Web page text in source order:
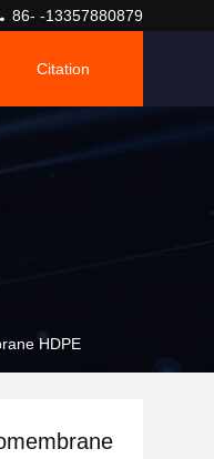
86- -13357880879
Citation
HDPE